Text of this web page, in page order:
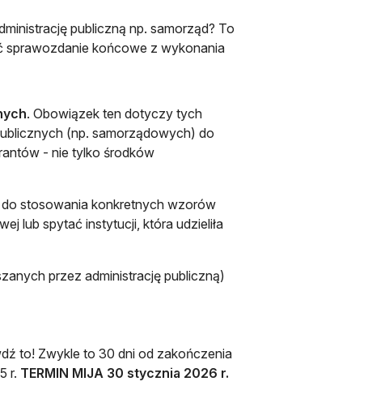
publiczną np. samorząd? To
sprawozdanie końcowe z wykonania
. Obowiązek ten dotyczy tych
(np. samorządowych) do
- nie tylko środków
stosowania konkretnych wzorów
lub spytać instytucji, która udzieliła
przez administrację publiczną)
to! Zwykle to 30 dni od zakończenia
r. TERMIN MIJA 30 stycznia 2026 r.